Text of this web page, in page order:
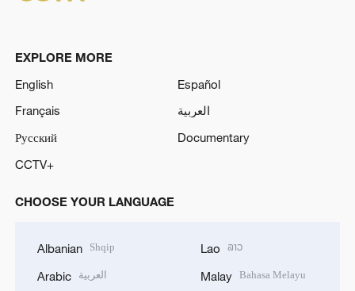
EXPLORE MORE
English
Español
Français
العربية
Русский
Documentary
CCTV+
CHOOSE YOUR LANGUAGE
Albanian Shqip
Arabic العربية
Lao ລາວ
Malay Bahasa Melayu